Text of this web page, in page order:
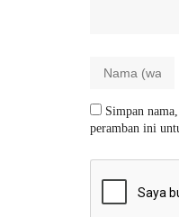
Simpan
peramban ini